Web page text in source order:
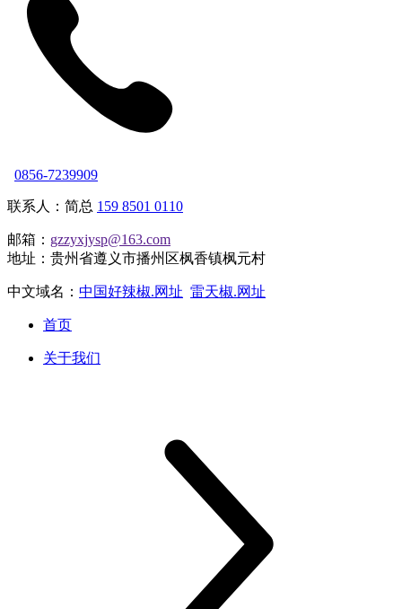
0856-7239909
联系人：简总 159 8501 0110
邮箱： gzzyxjysp@163.com
地址：贵州省遵义市播州区枫香镇枫元村
中文域名： 中国好辣椒.网址 雷天椒.网址
首页
关于我们